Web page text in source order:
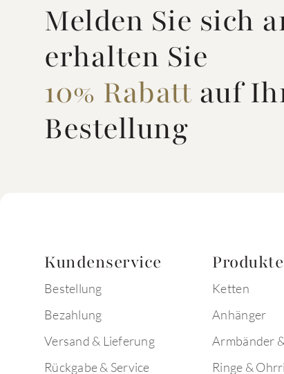
Melden Sie sich
erhalten Sie
10% Rabattauf
Bestellung
Kundenservice
Bestellung
Bezahlung
Versand & Lieferung
Rückgabe & Service
Produkte
Ketten
Anhänger
Armbänder
Ringe &